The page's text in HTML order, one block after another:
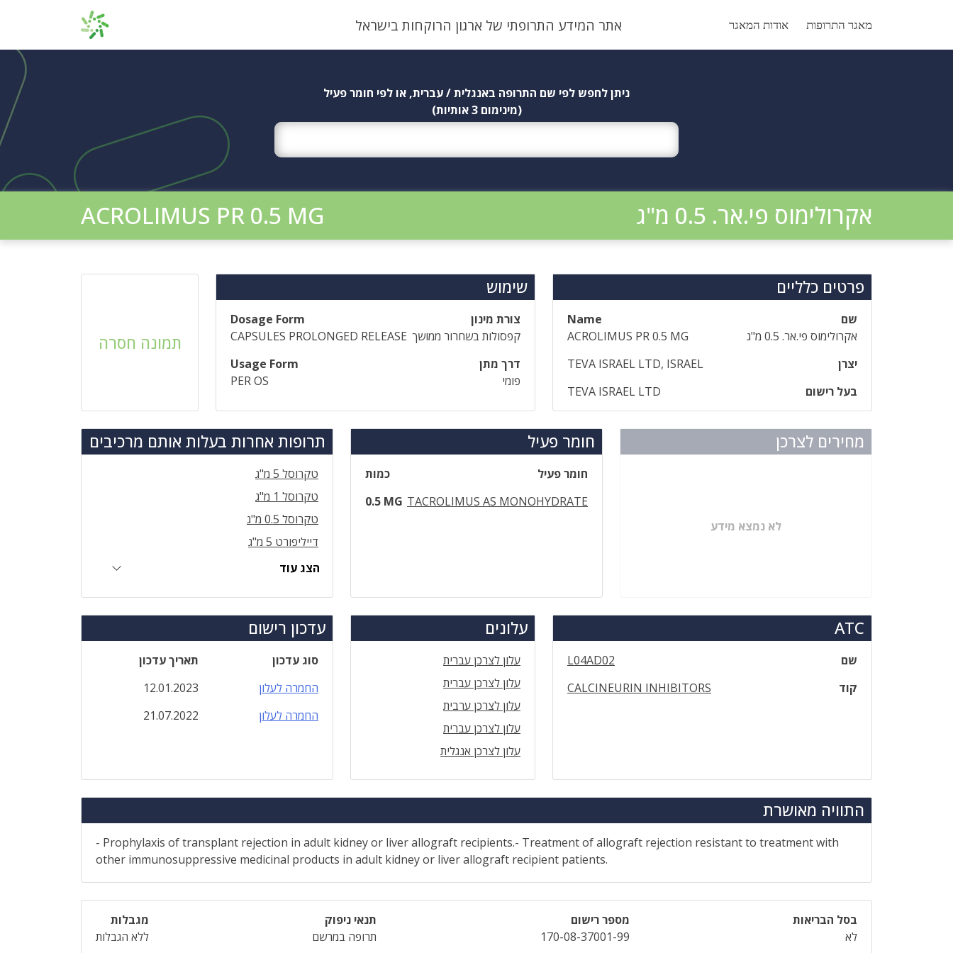
מאגר התרופות אודות המאגר אתר המידע התרופתי של ארגון הרוקחות בישראל
ניתן לחפש לפי שם התרופה באנגלית / עברית, או לפי חומר פעיל
(מינימום 3 אותיות)
אקרולימוס פי.אר. 0.5 מ"ג ACROLIMUS PR 0.5 MG
פרטים כלליים
שם
Name
אקרולימוס פי.אר. 0.5 מ"ג
ACROLIMUS PR 0.5 MG
יצרן
TEVA ISRAEL LTD, ISRAEL
בעל רישום
TEVA ISRAEL LTD
שימוש
צורת מינון
Dosage Form
קפסולות בשחרור ממושך CAPSULES PROLONGED RELEASE
דרך מתן
Usage Form
פומי
PER OS
תמונה חסרה
מחירים לצרכן
לא נמצא מידע
חומר פעיל
חומר פעיל
כמות
TACROLIMUS AS MONOHYDRATE
0.5 MG
תרופות אחרות בעלות אותם מרכיבים
טקרוסל 5 מ"ג
טקרוסל 1 מ"ג
טקרוסל 0.5 מ"ג
דייליפורט 5 מ"ג
הצג עוד
ATC
שם
L04AD02
קוד
CALCINEURIN INHIBITORS
עלונים
עלון לצרכן עברית
עלון לצרכן עברית
עלון לצרכן ערבית
עלון לצרכן עברית
עלון לצרכן אנגלית
עדכון רישום
סוג עדכון
תאריך עדכון
החמרה לעלון
12.01.2023
החמרה לעלון
21.07.2022
התוויה מאושרת
- Prophylaxis of transplant rejection in adult kidney or liver allograft recipients.- Treatment of allograft rejection resistant to treatment with
other immunosuppressive medicinal products in adult kidney or liver allograft recipient patients.
בסל הבריאות
לא
מספר רישום
170-08-37001-99
תנאי ניפוק
תרופה במרשם
מגבלות
ללא הגבלות